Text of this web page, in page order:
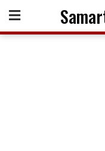
content